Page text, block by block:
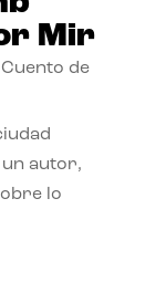
Mir
Cuento de
un autor,
lo